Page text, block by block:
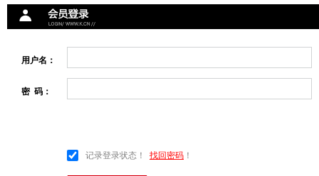
用户名：
密 码：
记录登录状态！ 找回密码 ！